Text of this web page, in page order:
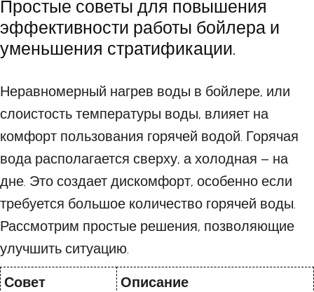
Простые советы для повышения
эффективности работы бойлера и
уменьшения стратификации.
Неравномерный нагрев воды в бойлере, или
слоистость температуры воды, влияет на
комфорт пользования горячей водой. Горячая
вода располагается сверху, а холодная – на
дне. Это создает дискомфорт, особенно если
требуется большое количество горячей воды.
Рассмотрим простые решения, позволяющие
улучшить ситуацию.
Совет
Описание